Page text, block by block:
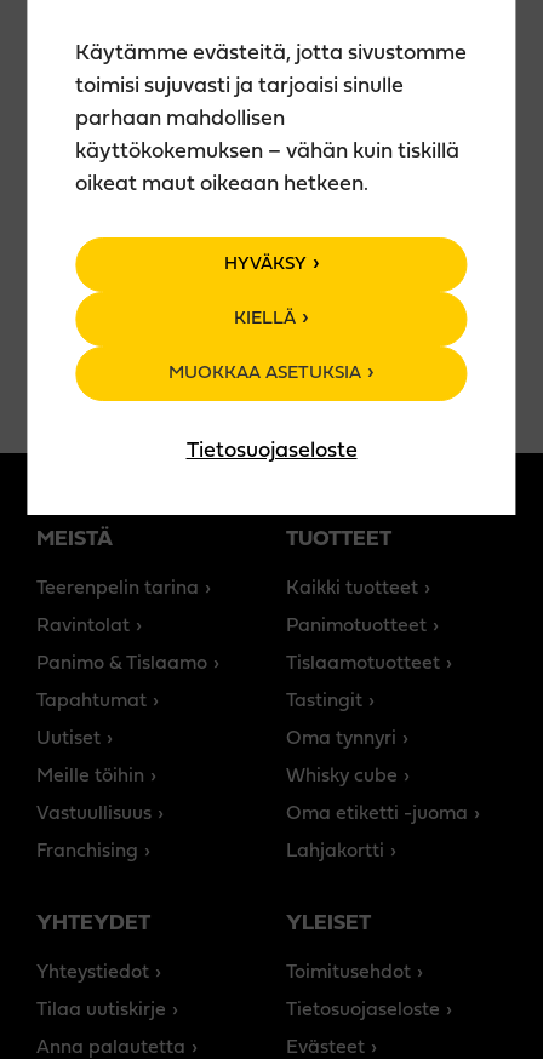
Käytämme evästeitä, jotta sivustomme
toimisi sujuvasti ja tarjoaisi sinulle
parhaan mahdollisen
käyttökokemuksen – vähän kuin tiskillä
oikeat maut oikeaan hetkeen.
HYVÄKSY
KIELLÄ
MUOKKAA ASETUKSIA
Tietosuojaseloste
🎨 Hinta sisältää kaiken tarvittavan: laadukkaat
välineet, akryylimaalit, ohjauksen, essun ja
taideteoksesi kotiin vietäväksi.
🍹 Teerenpelin juomavalikoima käytössäsi (ei sis.
hintaan).
VARAA PAIKKASI
MEISTÄ
Teerenpelin tarina
Ravintolat
Panimo & Tislaamo
Tapahtumat
Uutiset
Meille töihin
Vastuullisuus
Franchising
TUOTTEET
Kaikki tuotteet
Panimotuotteet
Tislaamotuotteet
Tastingit
Oma tynnyri
Whisky cube
Oma etiketti -juoma
Lahjakortti
YHTEYDET
Yhteystiedot
Tilaa uutiskirje
Anna palautetta
YLEISET
Toimitusehdot
Tietosuojaseloste
Evästeet